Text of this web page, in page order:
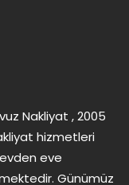
Nakliyat , 2005
hizmetleri
eve
Günümüz